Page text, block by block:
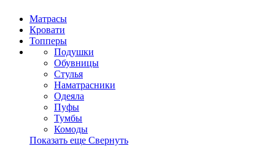
Матрасы
Кровати
Топперы
Подушки
Обувницы
Стулья
Наматрасники
Одеяла
Пуфы
Тумбы
Комоды
Показать еще Свернуть